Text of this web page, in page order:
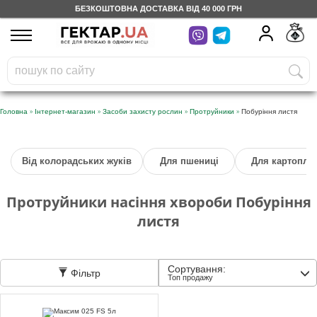
БЕЗКОШТОВНА ДОСТАВКА ВІД 40 000 ГРН
UA
На вашому
бонусному рахунку
грн
Безкоштовно по Україні
Категорії
Щоденник
Доставка
Головна » Інтернет-магазин » Засоби захисту рослин » Протруйники » Побуріння листя
Від колорадських жуків Для пшениці Для картоплі
Протруйники насіння хвороби Побуріння
листя
Фільтр Сортування:
Топ продажу